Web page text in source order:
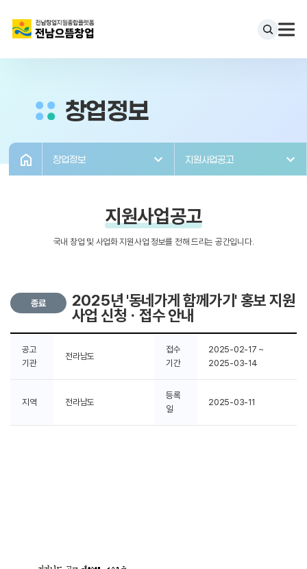
창업정보
창업정보 지원사업공고
지원사업공고
국내 창업 및 사업화 지원사업 정보를 전해 드리는 공간입니다.
종료
2025년 '동네가게 함께가기' 홍보 지원
사업 신청ㆍ접수 안내
공고
기관
전라남도
접수
기간
2025-02-17 ~
2025-03-14
지역 전라남도
등록
일
2025-03-11